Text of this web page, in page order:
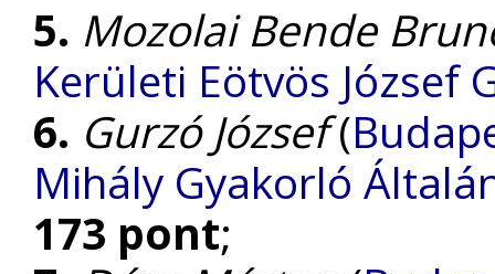
5. Mozolai Bende
Kerületi Eötvös József
6. Gurzó József(
Mihály Gyakorló
173 pont;